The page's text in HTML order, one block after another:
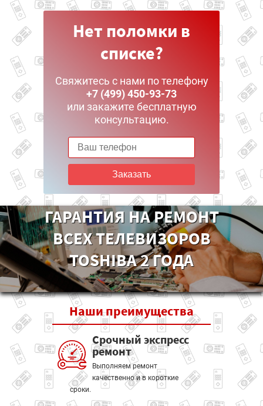
Нет поломки в
списке?
Свяжитесь с нами по телефону
+7 (499) 450-93-73
или закажите бесплатную
консультацию.
Заказать
ГАРАНТИЯ НА РЕМОНТ
ВСЕХ ТЕЛЕВИЗОРОВ
TOSHIBA 2 ГОДА
Нашипреимущества
Срочный экспресс
ремонт
Выполняем ремонт
качественно и в короткие
сроки.